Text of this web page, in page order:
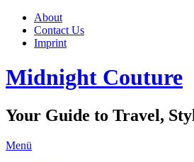
About
Contact Us
Imprint
Midnight Couture
Your Guide to Travel,
Menü